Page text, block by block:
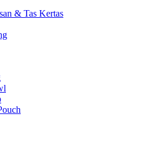
& Tas Kertas